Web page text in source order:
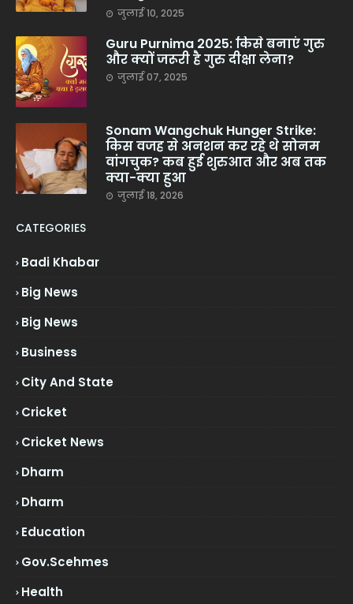
जुलाई 10, 2025
Guru Purnima 2025: किसे बनाएं गुरु
और क्यों जरूरी है गुरु दीक्षा लेना?
जुलाई 07, 2025
Sonam Wangchuk Hunger Strike:
किस वजह से अनशन कर रहे थे सोनम
वांगचुक? कब हुई शुरुआत और अब तक
क्या-क्या हुआ
जुलाई 18, 2026
CATEGORIES
Badi Khabar
Big News
Big News
Business
City And State
Cricket
Cricket News
Dharm
Dharm
Education
Gov.scehmes
Health